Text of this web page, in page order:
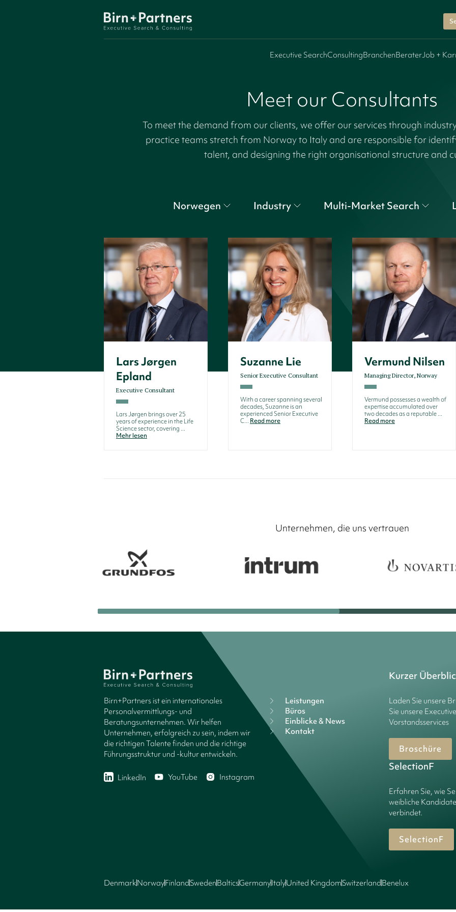
Executive SearchConsultingBranchenBeraterJob +
Meet our Consultants
To meet the demand from our clients, we offer our services through
practice teams stretch from Norway to Italy and are responsible for
talent, and designing the right organisational structure and
Norwegen Industry Multi-Market Search
Lars Jørgen
Epland
Executive Consultant
Lars Jørgen brings over 25
years of experience in the Life
Science sector, covering ...
Mehr lesen
Suzanne Lie
Senior Executive Consultant
With a career spanning several
decades, Suzanne is an
experienced Senior Executive
C... Read more
Vermund Nilsen
Managing Director, Norway
Vermund possesses a wealth of
expertise accumulated over
two decades as a reputable ...
Read more
Unternehmen, die uns vertrauen
Birn+Partners ist ein internationales
Personalvermittlungs- und
Beratungsunternehmen. Wir helfen
Unternehmen, erfolgreich zu sein, indem wir
die richtigen Talente finden und die richtige
Führungsstruktur und -kultur entwickeln.
LinkedIn YouTube Instagram
Leistungen
Büros
Einblicke & News
Kontakt
Kurzer
Laden Sie unsere
Sie unsere
Vorstandsservices
Broschüre
SelectionF
Erfahren Sie, wie
weibliche
verbindet.
SelectionF
DenmarkNorwayFinlandSwedenBalticsGermanyItalyUnited KingdomSwitzerlandBenelux